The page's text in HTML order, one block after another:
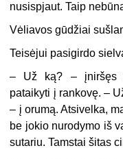
nusispjaut. Taip
Vėliavos gūdžiai
Teisėjui pasigirdo
– Už ką? – įniršęs
pataikyti į rankovę. –
– į orumą. Atsivelka,
be jokio nurodymo iš
sutariu. Tamstai šitas